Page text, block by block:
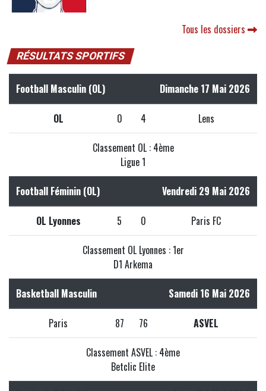
Tous les dossiers
RÉSULTATS SPORTIFS
Football Masculin (OL) Dimanche 17 Mai 2026
OL 0 4 Lens
Classement OL : 4ème
Ligue 1
Football Féminin (OL) Vendredi 29 Mai 2026
OL Lyonnes 5 0 Paris FC
Classement OL Lyonnes : 1er
D1 Arkema
Basketball Masculin Samedi 16 Mai 2026
Paris 87 76 ASVEL
Classement ASVEL : 4ème
Betclic Elite